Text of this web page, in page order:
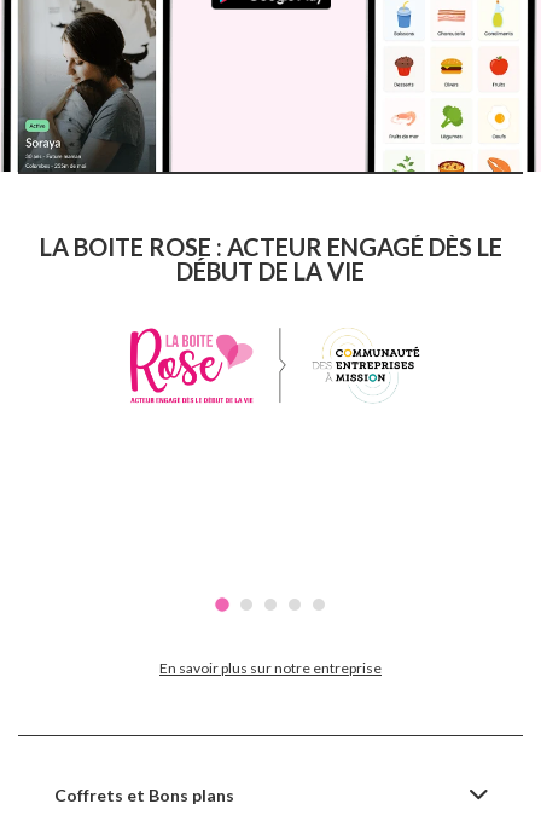
LA BOITE ROSE : ACTEUR ENGAGÉ DÈS LE
DÉBUT DE LA VIE
En savoir plus sur notre entreprise
Coffrets et Bons plans